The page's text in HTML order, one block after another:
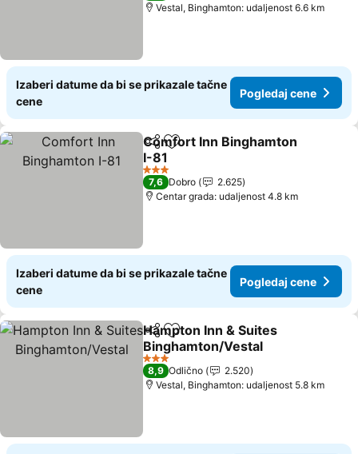
Vestal, Binghamton: udaljenost 6.6 km
Izaberi datume da bi se prikazale tačne
cene
Pogledaj cene
Deli Dodati u favorite
Comfort Inn Binghamton
I-81
3 Zvezdice
7,6 Dobro
2.625
Centar grada: udaljenost 4.8 km
Izaberi datume da bi se prikazale tačne
cene
Pogledaj cene
Deli Dodati u favorite
Hampton Inn & Suites
Binghamton/Vestal
3 Zvezdice
8,9 Odlično
2.520
Vestal, Binghamton: udaljenost 5.8 km